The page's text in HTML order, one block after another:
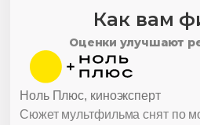
Как вам
Оценки улучшают
Сюжет мультфильма снят по
Ноль Плюс, киноэксперт